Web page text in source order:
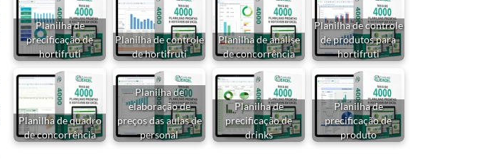
Planilha de
precificação de
hortifruti
Planilha de controle
de hortifruti
Planilha de análise
de concorrência
Planilha de controle
de produtos para
hortifruti
Planilha de quadro
de concorrência
Planilha de
elaboração de
preços das aulas de
personal
Planilha de
precificação de
drinks
Planilha de
precificação de
produto